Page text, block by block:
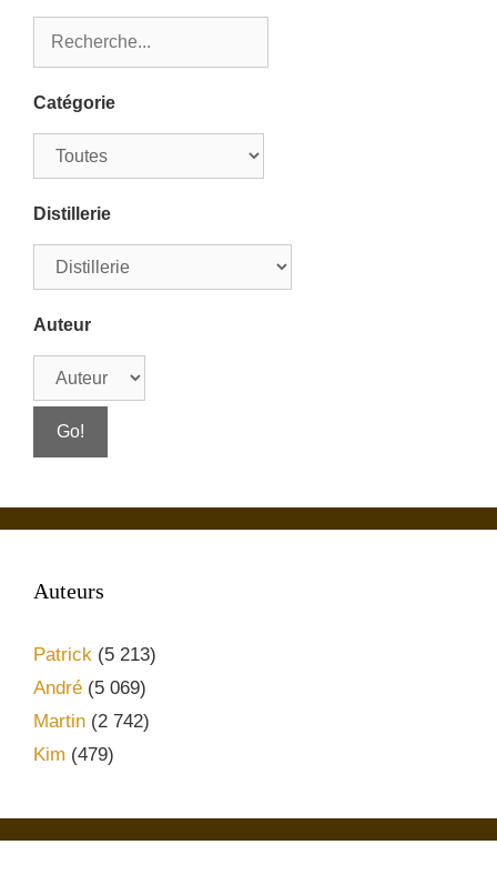
Catégorie
Distillerie
Auteur
Auteurs
Patrick (5 213)
André (5 069)
Martin (2 742)
Kim (479)